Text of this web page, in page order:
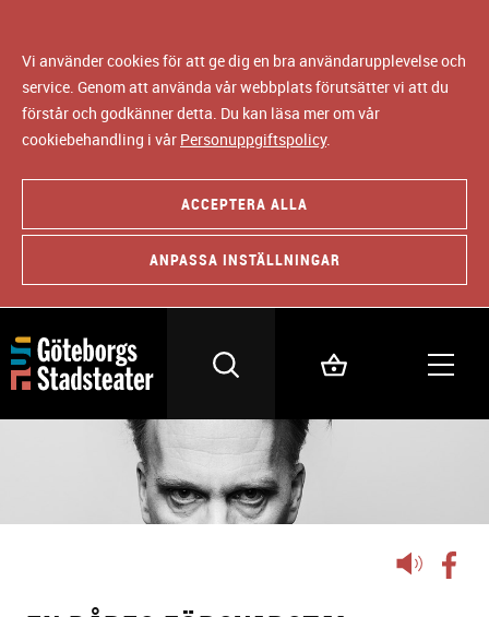
Vi använder cookies för att ge dig en bra användarupplevelse och
service. Genom att använda vår webbplats förutsätter vi att du
förstår och godkänner detta. Du kan läsa mer om vår
cookiebehandling i vår Personuppgiftspolicy.
ACCEPTERA ALLA
ANPASSA INSTÄLLNINGAR
Lyssna